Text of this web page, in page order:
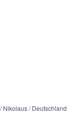
Nikolaus / Deutschland